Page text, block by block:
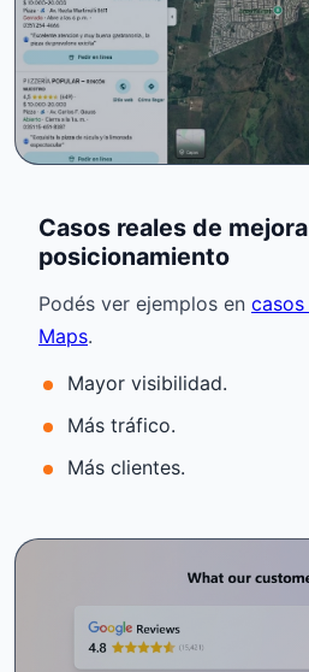
Casos reales de
posicionamiento
Podés ver ejemplos en
Maps.
Mayor visibilidad.
Más tráfico.
Más clientes.